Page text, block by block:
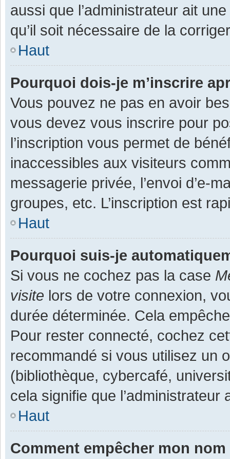
aussi que l’administrateur ait
qu’il soit nécessaire de la
Haut
Pourquoi dois-je m’inscrire
Vous pouvez ne pas en avoir
vous devez vous inscrire pour
l’inscription vous permet de
inaccessibles aux visiteurs
messagerie privée, l’envoi d’e-
groupes, etc. L’inscription est
Haut
Pourquoi suis-je
Si vous ne cochez pas la case
visite lors de votre connexion,
durée déterminée. Cela
Pour rester connecté, cochez
recommandé si vous utilisez un
(bibliothèque, cybercafé,
cela signifie que
Haut
Comment empêcher mon